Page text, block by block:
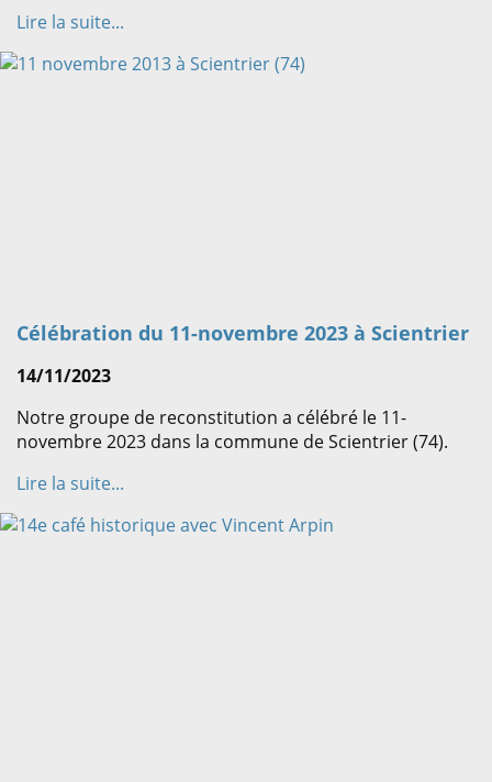
Lire la suite...
Célébration du 11-novembre 2023 à Scientrier
14/11/2023
Notre groupe de reconstitution a célébré le 11-
novembre 2023 dans la commune de Scientrier (74).
Lire la suite...